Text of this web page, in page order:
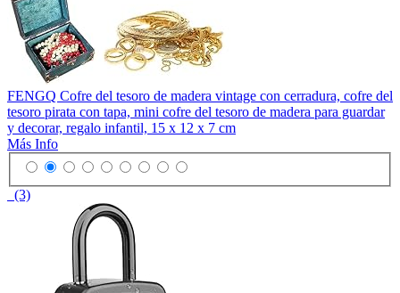
FENGQ Cofre del tesoro de madera vintage con cerradura, cofre del
tesoro pirata con tapa, mini cofre del tesoro de madera para guardar
y decorar, regalo infantil, 15 x 12 x 7 cm
Más Info
(3)